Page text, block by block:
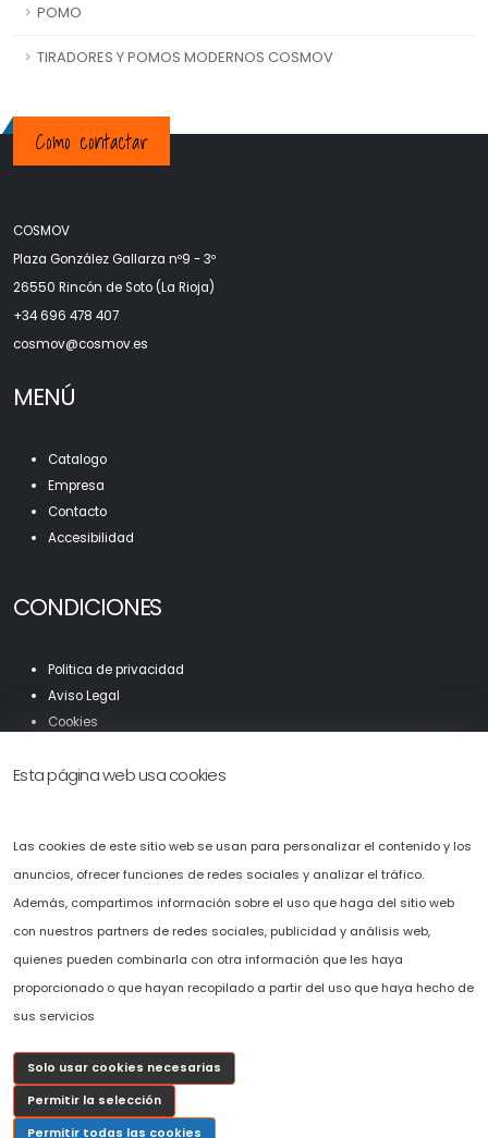
POMO
TIRADORES Y POMOS MODERNOS COSMOV
Como contactar
COSMOV
Plaza González Gallarza nº9 - 3º
26550 Rincón de Soto (La Rioja)
+34 696 478 407
cosmov@cosmov.es
MENÚ
Catalogo
Empresa
Contacto
Accesibilidad
CONDICIONES
Politica de privacidad
Aviso Legal
Cookies
Accesibilidad
Solicítenos presupuesto sin compromiso.
Puede ponerse en contacto con nosotros llamando al+34 696 478 407
completando el fomulario de solicitud de presupuesto que hemos
puesto a su disposición en la web.
cosmov@cosmov.es
Esta página web usa cookies
Las cookies de este sitio web se usan para personalizar el contenido y los
anuncios, ofrecer funciones de redes sociales y analizar el tráfico.
Además, compartimos información sobre el uso que haga del sitio web
con nuestros partners de redes sociales, publicidad y análisis web,
quienes pueden combinarla con otra información que les haya
proporcionado o que hayan recopilado a partir del uso que haya hecho de
sus servicios
Solo usar cookies necesarias
Permitir la selección
Permitir todas las cookies